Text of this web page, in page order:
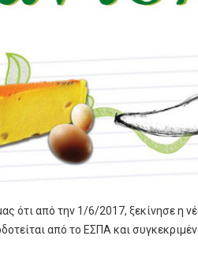
ότι από την 1/6/2017, ξεκίνησε η
από το ΕΣΠΑ και